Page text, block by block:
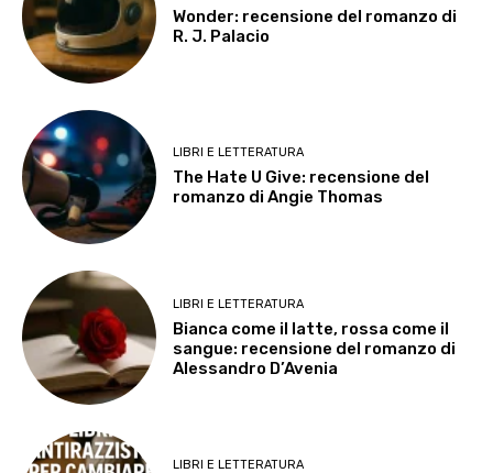
Wonder: recensione del romanzo di
R. J. Palacio
LIBRI E LETTERATURA
The Hate U Give: recensione del
romanzo di Angie Thomas
LIBRI E LETTERATURA
Bianca come il latte, rossa come il
sangue: recensione del romanzo di
Alessandro D’Avenia
LIBRI E LETTERATURA